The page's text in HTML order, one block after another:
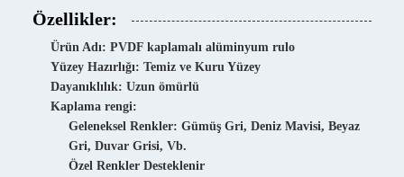
Özellikler:
Ürün Adı: PVDF kaplamalı alüminyum rulo
Yüzey Hazırlığı: Temiz ve Kuru Yüzey
Dayanıklılık: Uzun ömürlü
Kaplama rengi:
Geleneksel Renkler: Gümüş Gri, Deniz Mavisi, Beyaz
Gri, Duvar Grisi, Vb.
Özel Renkler Desteklenir